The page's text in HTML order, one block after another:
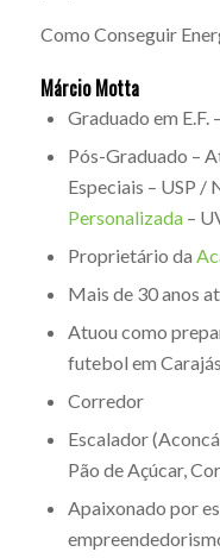
Como Conseguir
Márcio Motta
Graduado em E.F.
Pós-Graduado –
Especiais – USP /
Personalizada–
Proprietário da
Mais de 30 anos
Atuou como
futebol em
Corredor
Escalador
Pão de Açúcar,
Apaixonado por